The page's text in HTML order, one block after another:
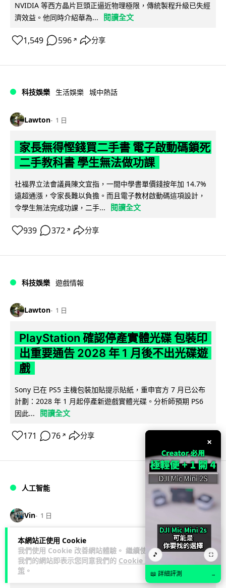
本網站正使用 Cookie
我們使用 Cookie 改善網站體驗。 繼續使用
我們的網站即表示您同意我們的 Cookie 政
策 。
NVIDIA 等西方晶片巨頭正逼近物理極限，傳統製程升級已失經
濟效益。他同時介紹華為...
閱讀全文
1,549 596 ↗ 分享
科技娛樂 生活娛樂 城中熱話
Lawton 1 日
家長無得慳錢買二手書 電子啟動碼鎖死
二手教科書 學生無法做功課
社福界立法會議員陳文宜指，一間中學書單價錢按年加 14.7%
遠超通漲，令家長難以負擔。而且電子教材啟動碼這項設計，
令學生無法完成功課，二手...
閱讀全文
939 372 ↗ 分享
科技娛樂 遊戲情報
Lawton 1 日
PlayStation 確認停產實體光碟 包裝印
出重要通告 2028 年 1 月後不出光碟遊
戲
Sony 已在 PS5 主機包裝加貼提示貼紙，重申官方 7 月已公布
計劃：2028 年 1 月起停產新遊戲實體光碟。分析師預期 PS6
因此...
閱讀全文
171 76 ↗ 分享
人工智能
Vin 1 日
Samsung 展示 Galaxy AI 新方向 未來
手機毋須輸入文字 轉向 Agent 全自動操
作
×
🎵 ⛶
📖 詳細評測 →